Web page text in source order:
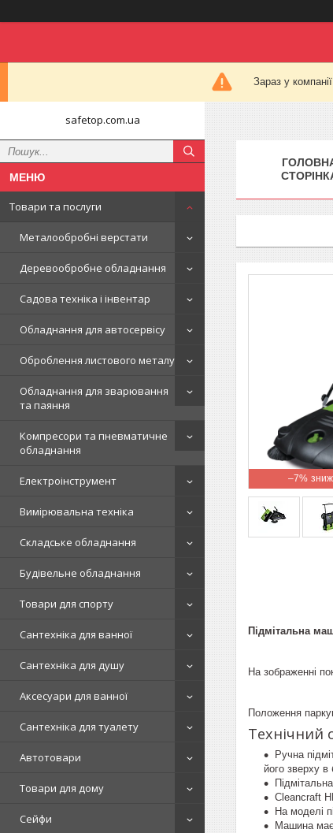
Зараз у
safetop.com.ua
Товари та послуги
Металообробні верстати
Деревообробне обладнання
Садова техніка і інвентар
Обладнання для автосервісу
Оброблення листового металу
Обладнання для зварювання
та паяння
Компресори та пневматичне
обладнання
Електроінструмент
Вимірювальна техніка
Складське обладнання
Будівельне обладнання
Товари для спорту
Сантехніка для ванної
Сантехніка для душу
Аксесуари для ванної
Сантехніка для туалету
Автотовари
Товари для дому
Сейфи
–7%
Підмітальна
На зображенні
Положення
Технічний
Ручна
його зверху в
Cleancraft
На моделі
Машина має